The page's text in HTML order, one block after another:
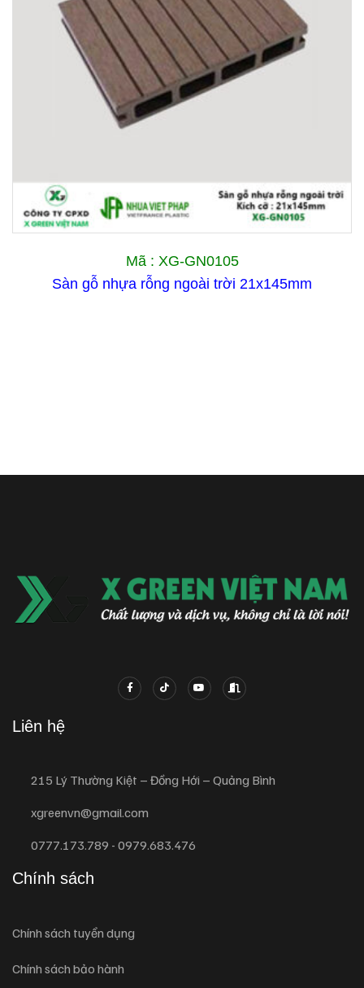
Mã : XG-GN0105
Sàn gỗ nhựa rỗng ngoài trời 21x145mm
Liên hệ
215 Lý Thường Kiệt – Đồng Hới – Quảng Bình
xgreenvn@gmail.com
0777.173.789 - 0979.683.476
Chính sách
Chính sách tuyển dụng
Chính sách bảo hành